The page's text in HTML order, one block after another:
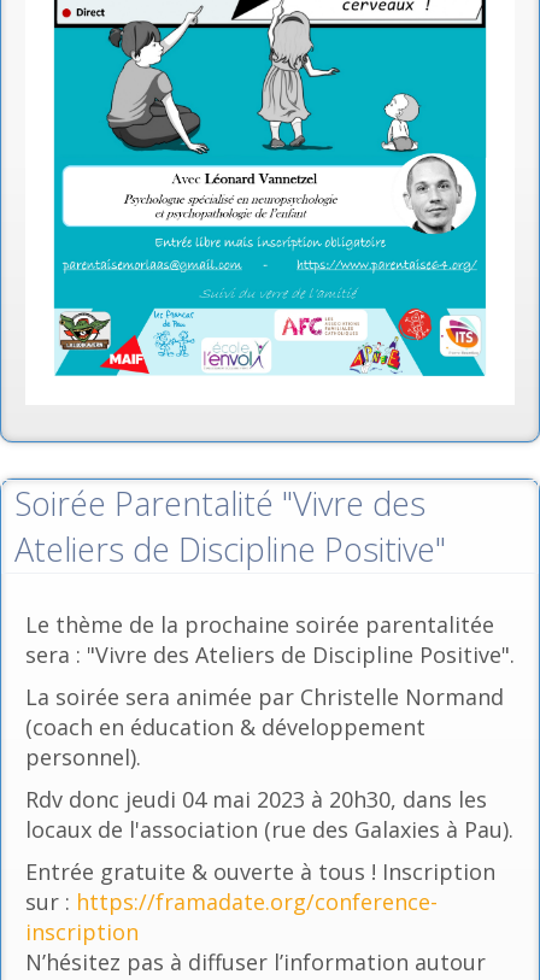
Soirée Parentalité "Vivre des
Ateliers de Discipline Positive"
Le thème de la prochaine soirée parentalitée
sera : "Vivre des Ateliers de Discipline Positive".
La soirée sera animée par Christelle Normand
(coach en éducation & développement
personnel).
Rdv donc jeudi 04 mai 2023 à 20h30, dans les
locaux de l'association (rue des Galaxies à Pau).
Entrée gratuite & ouverte à tous ! Inscription
sur : https://framadate.org/conference-
inscription
N’hésitez pas à diffuser l’information autour